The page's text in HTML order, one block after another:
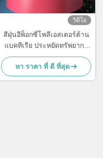
วิดีโอ
สีฝุ่นอีพ็อกซี่โพลีเอสเตอร์ต้าน
แบคทีเรีย ประหยัดทรัพยากร
ประสิทธิภาพสูงสำหรับ
ภายนอก
หา ราคา ที่ ดี ที่สุด